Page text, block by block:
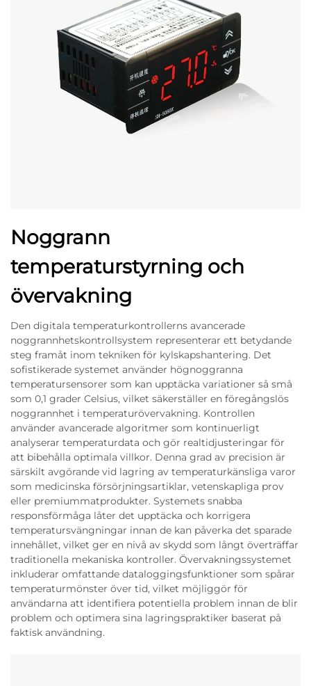
Noggrann
temperaturstyrning och
övervakning
Den digitala temperaturkontrollerns avancerade
noggrannhetskontrollsystem representerar ett betydande
steg framåt inom tekniken för kylskapshantering. Det
sofistikerade systemet använder högnoggranna
temperatursensorer som kan upptäcka variationer så små
som 0,1 grader Celsius, vilket säkerställer en föregångslös
noggrannhet i temperaturövervakning. Kontrollen
använder avancerade algoritmer som kontinuerligt
analyserar temperaturdata och gör realtidjusteringar för
att bibehålla optimala villkor. Denna grad av precision är
särskilt avgörande vid lagring av temperaturkänsliga varor
som medicinska försörjningsartiklar, vetenskapliga prov
eller premiummatprodukter. Systemets snabba
responsförmåga låter det upptäcka och korrigera
temperatursvängningar innan de kan påverka det sparade
innehållet, vilket ger en nivå av skydd som långt överträffar
traditionella mekaniska kontroller. Övervakningssystemet
inkluderar omfattande dataloggingsfunktioner som spårar
temperaturmönster över tid, vilket möjliggör för
användarna att identifiera potentiella problem innan de blir
problem och optimera sina lagringspraktiker baserat på
faktisk användning.